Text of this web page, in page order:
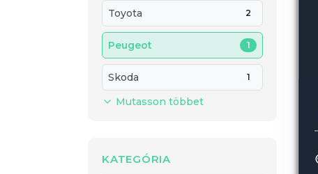
Toyota 2
Peugeot 1
Skoda 1
Mutasson többet
KATEGÓRIA